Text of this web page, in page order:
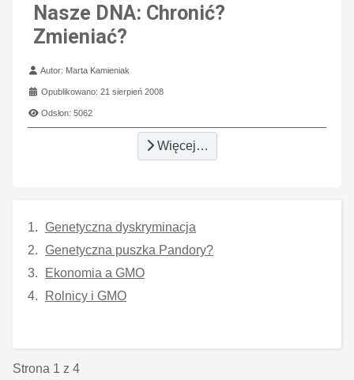
Nasze DNA: Chronić?
Zmieniać?
Szczegóły
Autor: Marta Kamieniak
Opublikowano: 21 sierpień 2008
Odsłon: 5062
Więcej…
Genetyczna dyskryminacja
Genetyczna puszka Pandory?
Ekonomia a GMO
Rolnicy i GMO
Strona 1 z 4